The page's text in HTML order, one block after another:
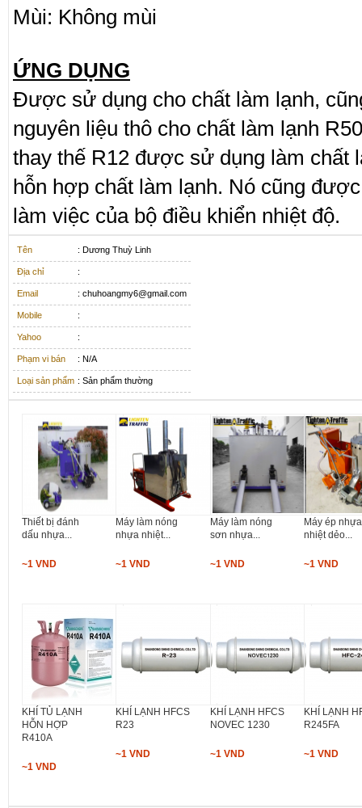
Mùi: Không mùi
ỨNG DỤNG
Được sử dụng cho chất làm lạnh,
nguyên liệu thô cho chất làm lạnh
thay thế R12 được sử dụng làm chất
hỗn hợp chất làm lạnh. Nó cũng
làm việc của bộ điều khiển nhiệt độ.
Tên : Dương Thuỳ Linh
Địa chỉ :
Email : chuhoangmy6@gmail.com
Mobile :
Yahoo :
Phạm vi bán : N/A
Loại sản phẩm : Sản phẩm thường
Thiết bị đánh
dấu nhựa...
~1 VND
Máy làm nóng
nhựa nhiệt...
~1 VND
Máy làm nóng
sơn nhựa...
~1 VND
Máy ép nhựa
nhiệt dẻo...
~1 VND
KHÍ TỦ LẠNH
HỖN HỢP
R410A
~1 VND
KHÍ LẠNH HFCS
R23
~1 VND
KHÍ LẠNH HFCS
NOVEC 1230
~1 VND
KHÍ LẠNH
R245FA
~1 VND